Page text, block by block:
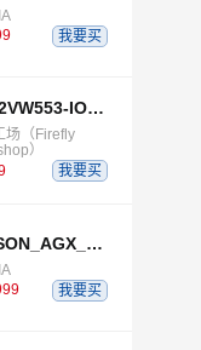
我要买
GD32VW553-IOT-V2
场（Firefly
）
我要买
JETSON_AGX_ORIN_64GB_DEVELOPER_KIT
我要买